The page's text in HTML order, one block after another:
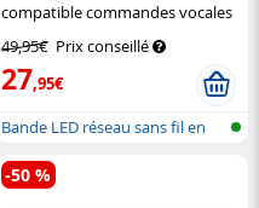
compatible commandes vocales
49,95€ Prix conseillé
27,95€
Bande LED réseau sans fil en
RVB av...
-50 %